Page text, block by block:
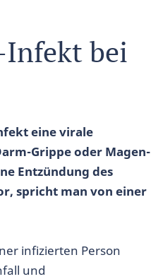
Infekt bei
eine virale
Grippe oder Magen-
Entzündung des
spricht man von einer
infizierten Person
und